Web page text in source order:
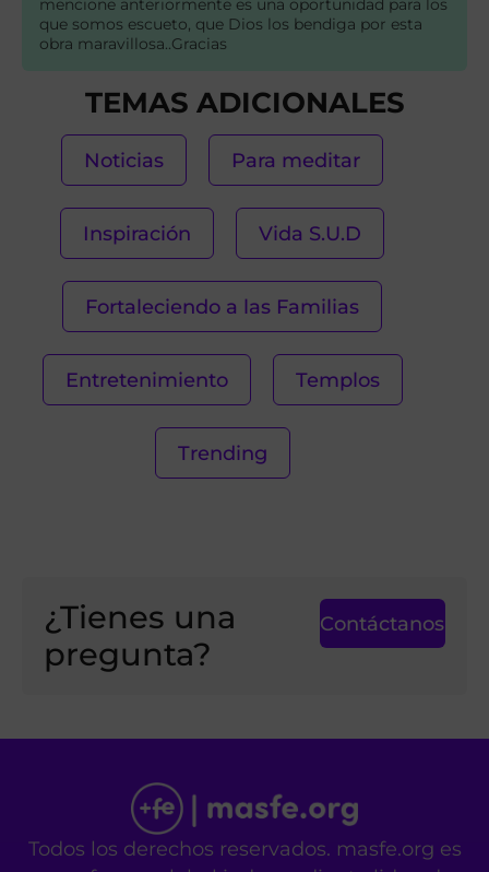
mencione anteriormente es una oportunidad para los
que somos escueto, que Dios los bendiga por esta
obra maravillosa..Gracias
TEMAS ADICIONALES
Noticias Para meditar
Inspiración Vida S.U.D
Fortaleciendo a las Familias
Entretenimiento Templos
Trending
¿Tienes una
pregunta?
Contáctanos
Todos los derechos reservados. masfe.org es